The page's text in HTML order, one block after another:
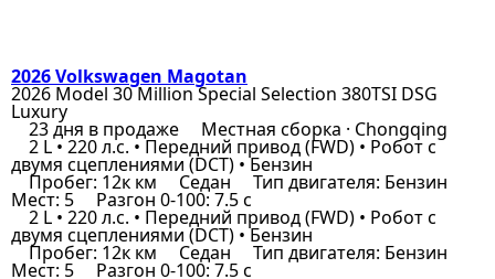
2026 Volkswagen Magotan
2026 Model 30 Million Special Selection 380TSI DSG
Luxury
23 дня в продаже Местная сборка · Chongqing
2 L • 220 л.с. • Передний привод (FWD) • Робот с
двумя сцеплениями (DCT) • Бензин
Пробег: 12к км Седан Тип двигателя: Бензин
Мест: 5 Разгон 0-100: 7.5 с
2 L • 220 л.с. • Передний привод (FWD) • Робот с
двумя сцеплениями (DCT) • Бензин
Пробег: 12к км Седан Тип двигателя: Бензин
Мест: 5 Разгон 0-100: 7.5 с